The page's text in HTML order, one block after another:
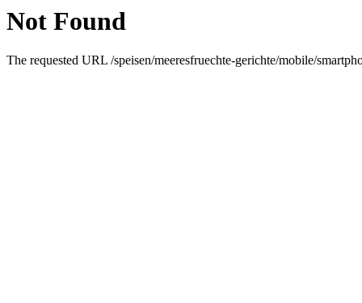
Not Found
The requested URL /speisen/meeresfruechte-gerichte/mobile/